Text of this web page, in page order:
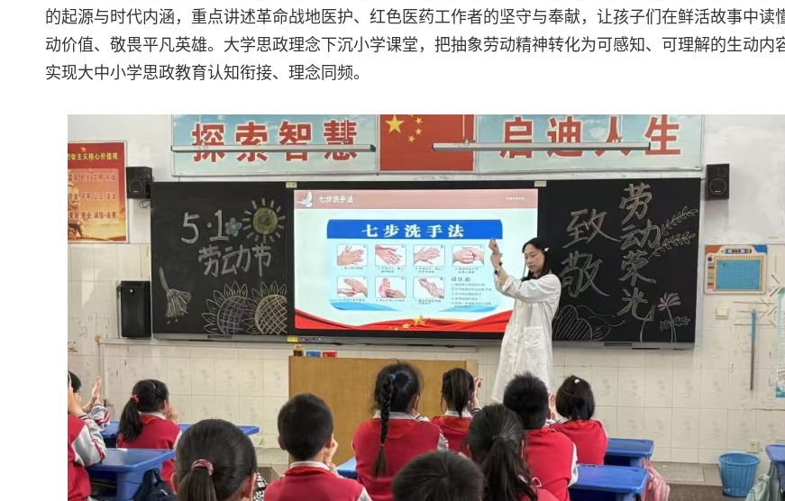
的起源与时代内涵，重点讲述革命战地医护、红色医药工作者的坚守与奉献，让孩子们在鲜活故事中读
动价值、敬畏平凡英雄。大学思政理念下沉小学课堂，把抽象劳动精神转化为可感知、可理解的生动内容
实现大中小学思政教育认知衔接、理念同频。